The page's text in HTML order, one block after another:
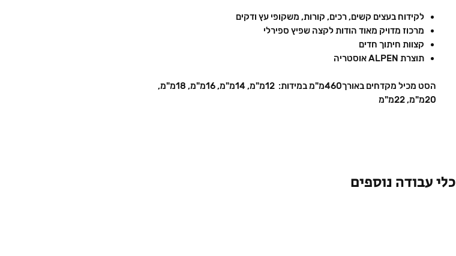
לקידוח בעצים קשים, רכים, קורות, משקופי עץ ודקים
מרכוז מדויק מאוד הודות לקצה שפיץ ספירלי
קצוות חיתוך חדים
תוצרת ALPEN אוסטריה
הסט מכיל מקדחים באורך460מ"מ במידות: 12מ"מ, 14מ"מ, 16מ"מ, 18מ"מ,
20מ"מ, 22מ"מ
כלי עבודה נוספים